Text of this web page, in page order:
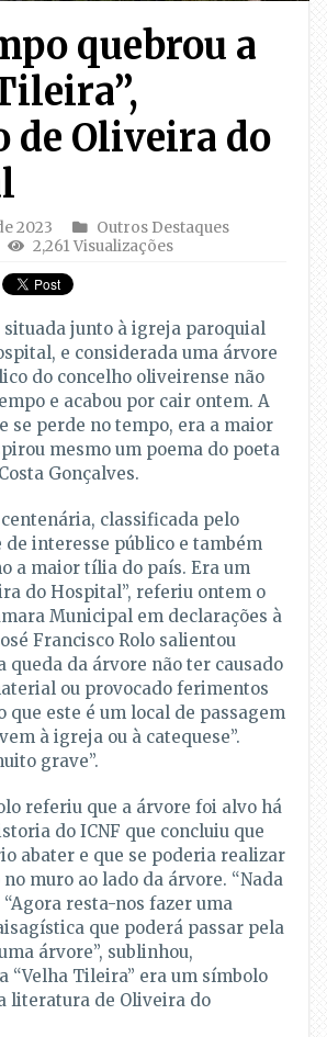
quebrou a
de Oliveira do
2023
Outros Destaques
2,261 Visualizações
situada junto à igreja paroquial
e considerada uma árvore
do concelho oliveirense não
e acabou por cair ontem. A
se perde no tempo, era a maior
mesmo um poema do poeta
Gonçalves.
classificada pelo
de interesse público e também
a maior tília do país. Era um
do Hospital”, referiu ontem o
Municipal em declarações à
Francisco Rolo salientou
queda da árvore não ter causado
ou provocado ferimentos
que este é um local de passagem
à igreja ou à catequese”.
grave”.
referiu que a árvore foi alvo há
do ICNF que concluiu que
abater e que se poderia realizar
muro ao lado da árvore. “Nada
resta-nos fazer uma
que poderá passar pela
árvore”, sublinhou,
“Velha Tileira” era um símbolo
literatura de Oliveira do